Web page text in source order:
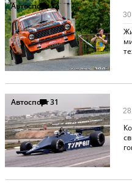
Автоспорт32
Автоспорт31